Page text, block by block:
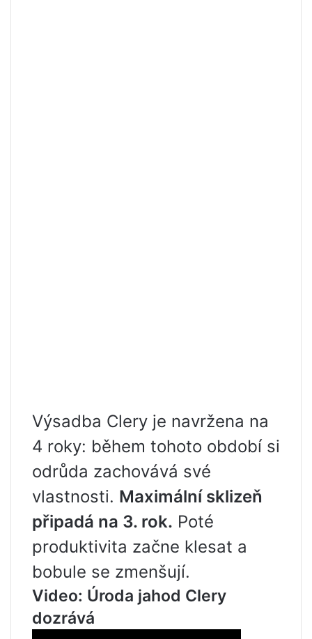
Výsadba Clery je navržena na
4 roky: během tohoto období si
odrůda zachovává své
vlastnosti. Maximální sklizeň
připadá na 3. rok. Poté
produktivita začne klesat a
bobule se zmenšují.
Video: Úroda jahod Clery
dozrává